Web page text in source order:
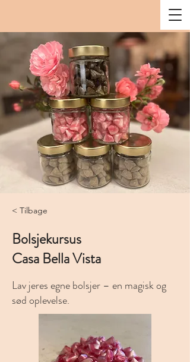
< Tilbage
Bolsjekursus
Casa Bella Vista
Lav jeres egne bolsjer – en magisk og
sød oplevelse.